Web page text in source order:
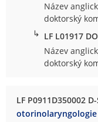
Název
doktorský
↳ LF L01917
Název
doktorský
LF P0911D350002
otorinolaryngologie